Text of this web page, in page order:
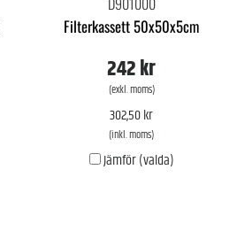
Filterkassett 50x50x5cm
242 kr
(exkl. moms)
302,50 kr
(inkl. moms)
Jämför (valda)